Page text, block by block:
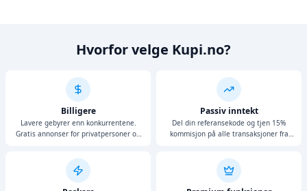
Hvorfor velge Kupi.no?
Billigere
Lavere gebyrer enn konkurrentene.
Gratis annonser for privatpersoner og
Passiv inntekt
Del din referansekode og tjen 15%
kommisjon på alle transaksjoner fra